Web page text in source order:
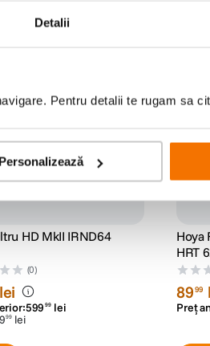
Detalii
Pentru detalii te rugam sa
Personalizează
HD MkII IRND64
(0)
lei
599 99 lei
99 lei
Hoya
HRT
8999
Preț